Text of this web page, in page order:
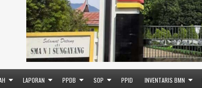
LAPORAN PPDB SOP PPID INVENTARIS BMN